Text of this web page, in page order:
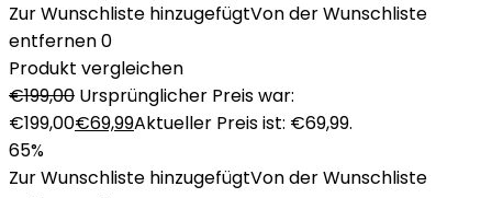
Zur Wunschliste hinzugefügtVon der Wunschliste
entfernen0
Produkt vergleichen
€199,00 Ursprünglicher Preis war:
€199,00€69,99Aktueller Preis ist: €69,99.
65%
Zur Wunschliste hinzugefügtVon der Wunschliste